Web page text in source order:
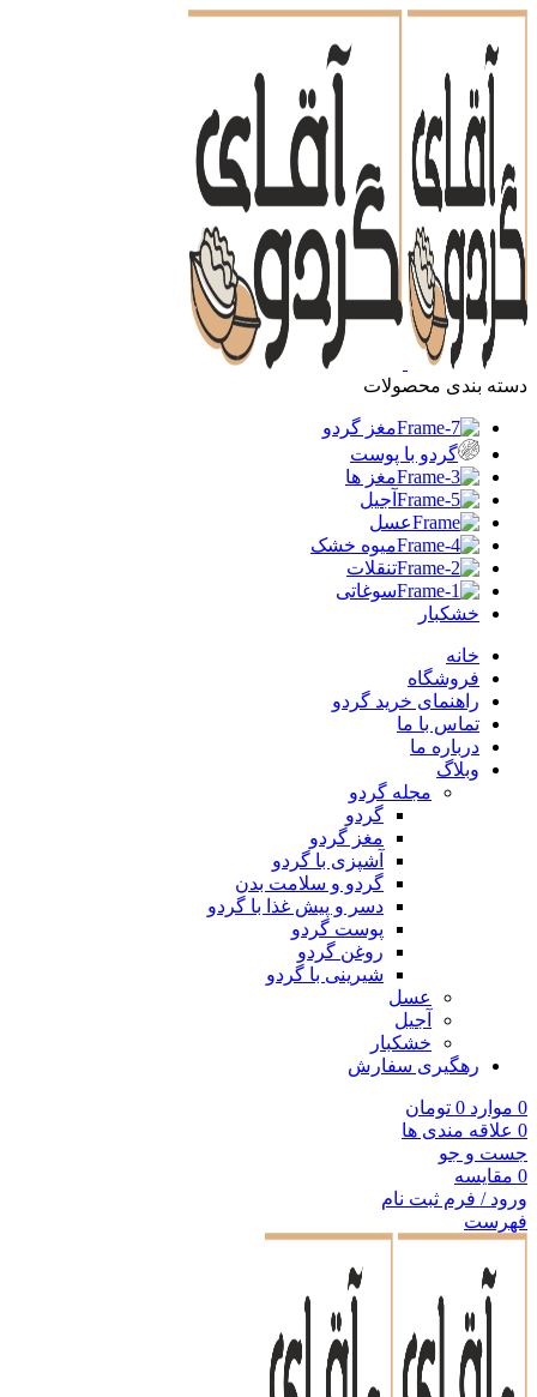
دسته بندی محصولات
مغز گردو
گردو با پوست
مغز ها
آجیل
عسل
میوه خشک
تنقلات
سوغاتی
خشکبار
خانه
فروشگاه
راهنمای خرید گردو
تماس با ما
درباره ما
وبلاگ
مجله گردو
گردو
مغز گردو
آشپزی با گردو
گردو و سلامت بدن
دسر و پیش غذا با گردو
پوست گردو
روغن گردو
شیرینی با گردو
عسل
آجیل
خشکبار
رهگیری سفارش
0 موارد 0 تومان
0 علاقه مندی ها
جست و جو
0 مقایسه
ورود / فرم ثبت نام
فهرست